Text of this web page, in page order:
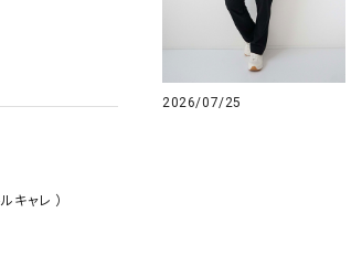
キャレ ）
2026/07/25